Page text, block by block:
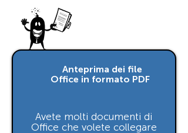
Anteprima dei file
Office in formato PDF
Avete molti documenti di
Office che volete collegare